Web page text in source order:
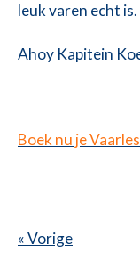
leuk varen echt is.
Ahoy Kapitein
Boek nu je
«Vorige